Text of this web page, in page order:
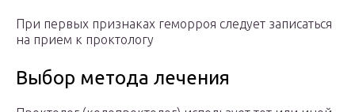
При первых признаках геморроя следует записаться
на прием к проктологу
Выбор метода лечения